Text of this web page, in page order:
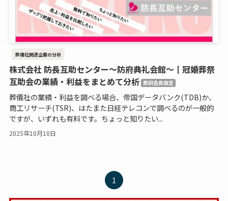
葬儀社関連企業の分析
株式会社 防長互助センター～防府典礼会館～┃冠婚葬祭
互助会の業績・利益をまとめて分析 葬研会員限定
葬儀社の業績・利益を調べる場合、帝国データバンク(TDB)か、
商工リサーチ(TSR)、はたまた日経テレコンで調べるのが一般的
ですが、いずれも有料です。ちょっと知りたい...
2025年10月10日
1